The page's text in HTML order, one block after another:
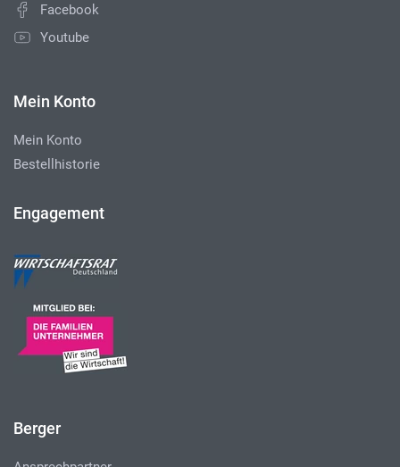
Facebook
Youtube
Mein Konto
Mein Konto
Bestellhistorie
Engagement
Berger